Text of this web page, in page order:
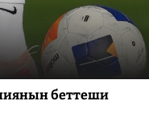
беттеши